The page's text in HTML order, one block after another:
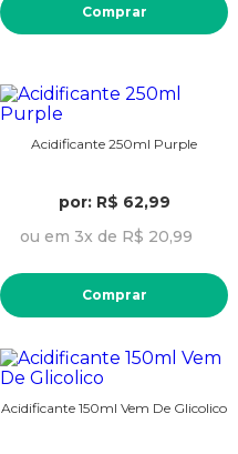
Comprar
Acidificante 250ml Purple
por: R$ 62,99
ou em 3x de R$ 20,99
Comprar
Acidificante 150ml Vem De Glicolico